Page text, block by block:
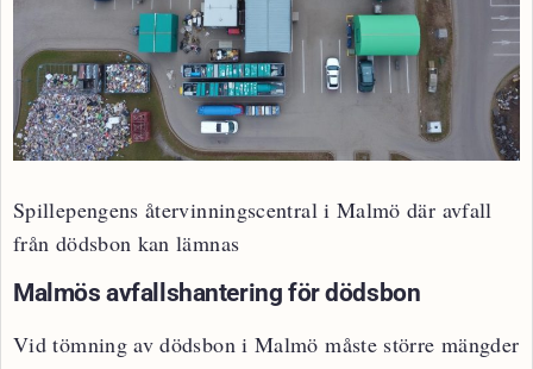
Spillepengens återvinningscentral i Malmö där avfall
från dödsbon kan lämnas
Malmös avfallshantering för dödsbon
Vid tömning av dödsbon i Malmö måste större mängder